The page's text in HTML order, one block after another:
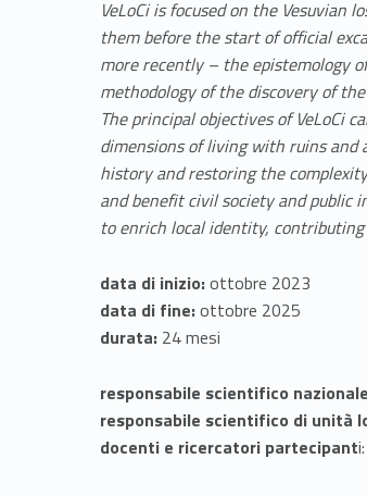
e
V
e
s
u
v
i
a
n
VeLoCi is focused on the
them before the start of official
more recently – the epistemology
methodology of the discovery of
The principal objectives of VeLoCi
dimensions of living with ruins and
history and restoring the
and benefit civil society and public
to enrich local identity,
data di inizio:ottobre 2023
data di fine:ottobre 2025
durata: 24 mesi
responsabile scientifico
responsabile scientifico di unità
docenti e ricercatori partecipant